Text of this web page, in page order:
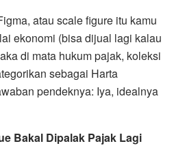
atau scale figure itu kamu
ekonomi (bisa dijual lagi kalau
di mata hukum pajak, koleksi
sebagai Harta
pendeknya: Iya, idealnya
Bakal Dipalak Pajak Lagi